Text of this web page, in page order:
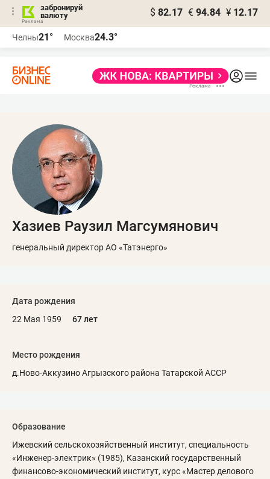
забронируй
валюту
$ 82.17 € 94.84 ¥ 12.17
Челны21° Москва24.3°
Хазиев Раузил Магсумянович
генеральный директор АО «Татэнерго»
Дата рождения
22 Мая 1959
67 лет
Место рождения
д.Ново-Аккузино Агрызского района Татарской АССР
Образование
Ижевский сельскохозяйственный институт, специальность
«Инженер-электрик» (1985), Казанский государственный
финансово-экономический институт, курс «Мастер делового